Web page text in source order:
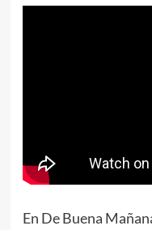
En De Buena